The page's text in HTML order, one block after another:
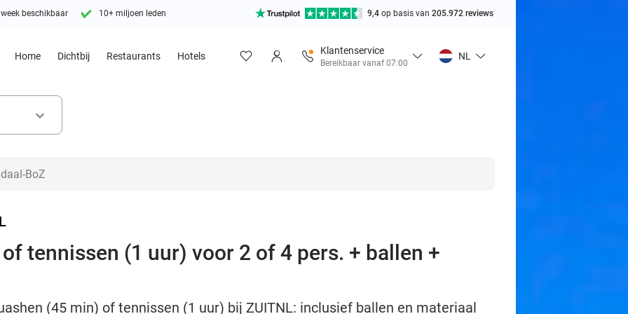
beschikbaar 10+ miljoen leden 9,4 op basis van 205.972 reviews
Home Dichtbij Restaurants Hotels
Klantenservice
Bereikbaar vanaf 07:00
NL
keyboard_arrow_down
tennissen (1 uur) voor 2 of 4 pers. + ballen +
(45 min) of tennissen (1 uur) bij ZUITNL: inclusief ballen en materiaal